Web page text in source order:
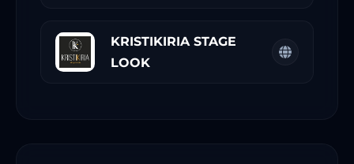
KRISTIKIRIA STAGE
LOOK